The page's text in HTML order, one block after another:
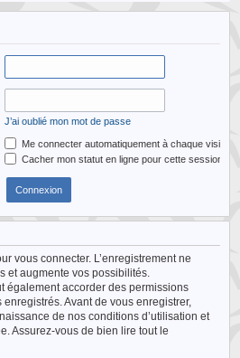
J’ai oublié mon mot de passe
Me connecter automatiquement à chaque visite
Cacher mon statut en ligne pour cette session
vous connecter. L’enregistrement ne
et augmente vos possibilités.
également accorder des permissions
Avant de vous enregistrer,
de nos conditions d’utilisation et
Assurez-vous de bien lire tout le